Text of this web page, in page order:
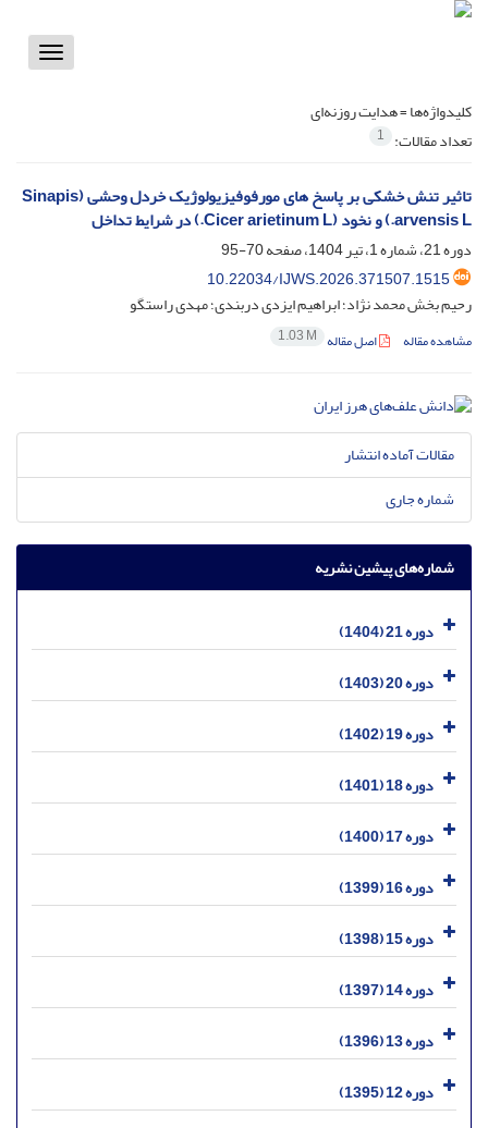
Toggle
کلیدواژه‌ها =هدایت روزنه‌ای
تعداد مقالات: 1
تاثیر تنش خشکی بر پاسخ های مورفوفیزیولوژیک خردل وحشی (Sinapis
arvensis L.) و نخود (Cicer arietinum L.) در شرایط تداخل
دوره 21، شماره 1، تیر 1404، صفحه
70-95
10.22034/IJWS.2026.371507.1515
رحیم بخش محمد نژاد؛ ابراهیم ایزدی دربندی؛ مهدی راستگو
مشاهده مقاله اصل مقاله 1.03 M
مقالات آماده انتشار
شماره جاری
شماره‌های پیشین نشریه
دوره 21 (1404)
دوره 20 (1403)
دوره 19 (1402)
دوره 18 (1401)
دوره 17 (1400)
دوره 16 (1399)
دوره 15 (1398)
دوره 14 (1397)
دوره 13 (1396)
دوره 12 (1395)